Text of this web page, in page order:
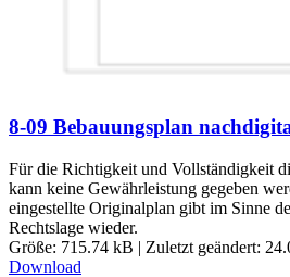
8-09 Bebauungsplan
Für die Richtigkeit und Vollständigkeit
kann keine Gewährleistung gegeben
eingestellte Originalplan gibt im Sinne
Rechtslage wieder.
Größe: 715.74 kB | Zuletzt geändert:
Download